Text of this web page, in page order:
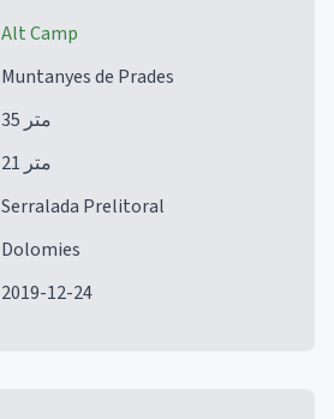
Alt Camp
Muntanyes de Prades
35 متر
21 متر
Serralada Prelitoral
Dolomies
2019-12-24